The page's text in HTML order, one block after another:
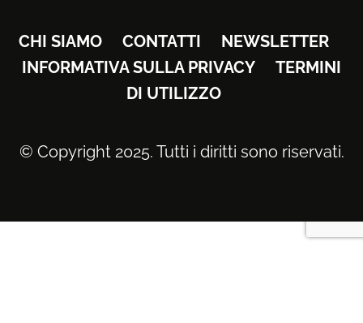
CHI SIAMO CONTATTI
NEWSLETTER
INFORMATIVA SULLA PRIVACY
TERMINI
DI UTILIZZO
© Copyright 2025. Tutti i diritti sono riservati.